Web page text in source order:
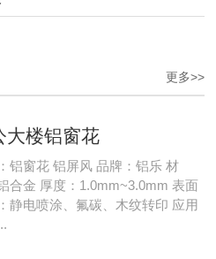
更多>>
大楼铝窗花
铝窗花 铝屏风 品牌：铝乐 材
合金 厚度：1.0mm~3.0mm 表面
静电喷涂、氟碳、木纹转印 应用